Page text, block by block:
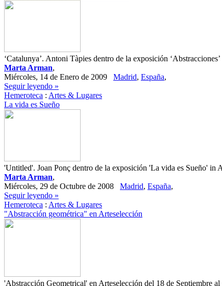
‘Catalunya’. Antoni Tàpies dentro de la exposición
Marta Arman,
Miércoles, 14 de Enero de 2009 Madrid, España,
Seguir leyendo »
Hemeroteca : Artes & Lugares
La vida es Sueño
'Untitled'. Joan Ponç dentro de la exposición 'La vida es Sueño' in
Marta Arman,
Miércoles, 29 de Octubre de 2008 Madrid, España,
Seguir leyendo »
Hemeroteca : Artes & Lugares
"Abstracción geométrica" en Arteselección
'Abstracción Geometrical' en Arteselección del 18 de Septiembre